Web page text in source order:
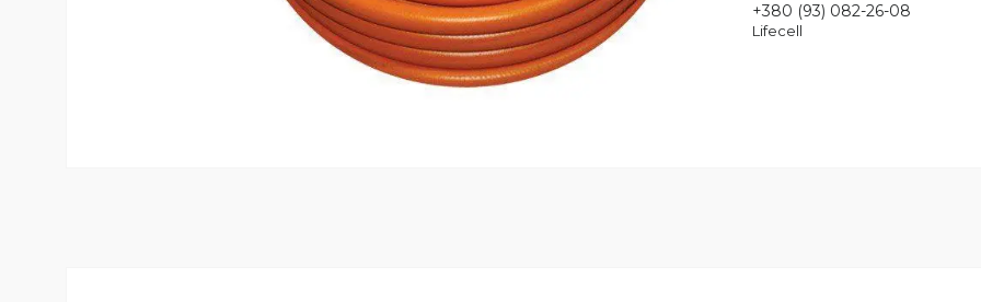
+380 (93) 082-26-08
Lifecell